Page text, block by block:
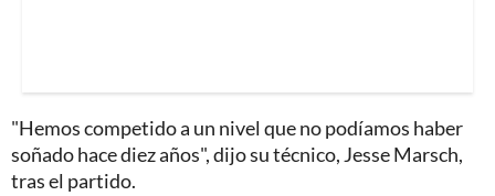
"Hemos competido a un nivel que no podíamos haber
soñado hace diez años", dijo su técnico, Jesse Marsch,
tras el partido.